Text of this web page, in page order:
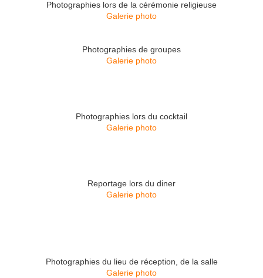
Photographies lors de la cérémonie religieuse
Galerie photo
Photographies de groupes
Galerie photo
Photographies lors du cocktail
Galerie photo
Reportage lors du diner
Galerie photo
Photographies du lieu de réception, de la salle
Galerie photo